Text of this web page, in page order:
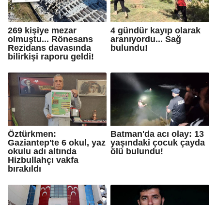
269 kişiye mezar
olmuştu... Rönesans
Rezidans davasında
bilirkişi raporu geldi!
4 gündür kayıp olarak
aranıyordu... Sağ
bulundu!
Öztürkmen:
Gaziantep'te 6 okul, yaz
okulu adı altında
Hizbullahçı vakfa
bırakıldı
Batman'da acı olay: 13
yaşındaki çocuk çayda
ölü bulundu!